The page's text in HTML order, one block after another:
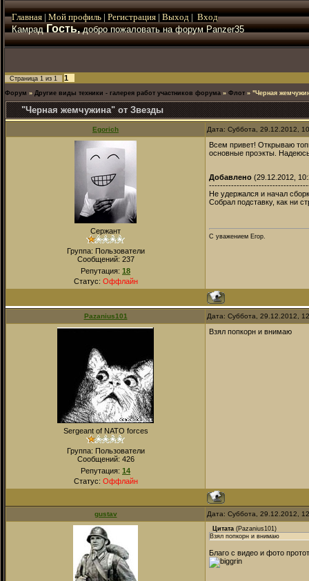
Главная | Мой профиль | Регистрация | Выход | Вход
КамрадГость,добро пожаловать на форум Panzer35
Страница 1 из 1 1
Форум » Другие виды техники - галерея работ участников форума » Флот » "Черная
"Черная жемчужина" от Звезды
Egorich Дата: Суббота, 29.12.2012,
Сержант
Группа: Пользователи
Сообщений: 237
Репутация: 18
Статус: Оффлайн
Всем привет! Открываю
основные проэкты.
Добавлено (29.12.2012,
Не удержался и начал
Собрал подставку, как ни
С уважением Егор.
Pazanius101 Дата: Суббота, 29.12.2012,
Sergeant of NATO forces
Группа: Пользователи
Сообщений: 426
Репутация: 14
Статус: Оффлайн
Взял попкорн и внимаю
gustav Дата: Суббота, 29.12.2012,
Цитата (Pazanius101)
Взял попкорн и внимаю
Благо с видео и фото